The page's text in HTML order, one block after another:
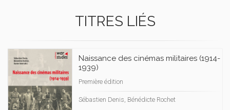
TITRES LIÉS
Naissance des cinémas militaires (1914-
1939)
Première édition
Sébastien Denis, Bénédicte Rochet